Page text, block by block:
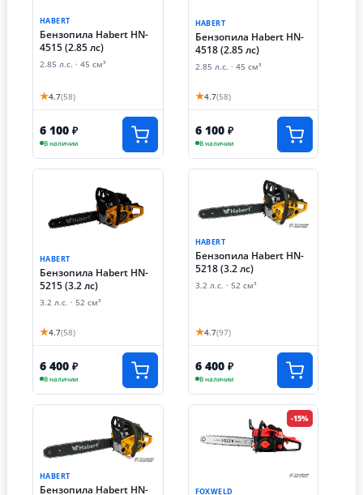
HABERT
Бензопила Habert HN-
4515 (2.85 лс)
2.85 л.с. · 45 см³
★4.7(58)
6 100 ₽
В наличии
HABERT
Бензопила Habert HN-
4518 (2.85 лс)
2.85 л.с. · 45 см³
★4.7(58)
6 100 ₽
В наличии
HABERT
Бензопила Habert HN-
5215 (3.2 лс)
3.2 л.с. · 52 см³
★4.7(58)
6 400 ₽
В наличии
HABERT
Бензопила Habert HN-
5218 (3.2 лс)
3.2 л.с. · 52 см³
★4.7(97)
6 400 ₽
В наличии
HABERT
Бензопила Habert HN-
-15%
FOXWELD